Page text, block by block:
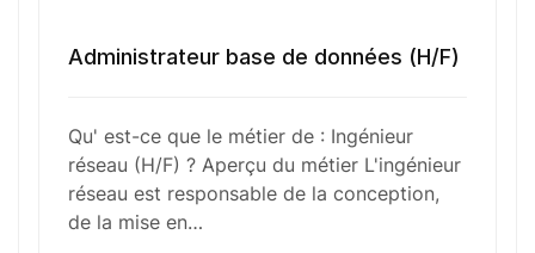
l’aventure avecnous
N’attendez plus !
Administrateur base de données (H/F)
Qu' est-ce que le métier de : Ingénieur
réseau (H/F) ? Aperçu du métier L'ingénieur
réseau est responsable de la conception,
de la mise en…